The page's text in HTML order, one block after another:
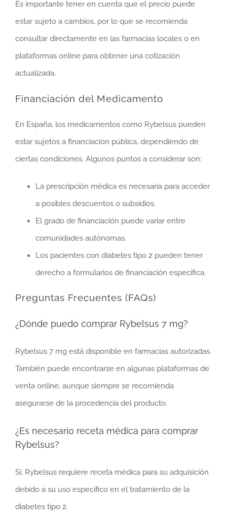
Es importante tener en cuenta que el precio puede
estar sujeto a cambios, por lo que se recomienda
consultar directamente en las farmacias locales o en
plataformas online para obtener una cotización
actualizada.
Financiación del Medicamento
En España, los medicamentos como Rybelsus pueden
estar sujetos a financiación pública, dependiendo de
ciertas condiciones. Algunos puntos a considerar son:
La prescripción médica es necesaria para acceder
a posibles descuentos o subsidios.
El grado de financiación puede variar entre
comunidades autónomas.
Los pacientes con diabetes tipo 2 pueden tener
derecho a formularios de financiación específica.
Preguntas Frecuentes (FAQs)
¿Dónde puedo comprar Rybelsus 7 mg?
Rybelsus 7 mg está disponible en farmacias autorizadas.
También puede encontrarse en algunas plataformas de
venta online, aunque siempre se recomienda
asegurarse de la procedencia del producto.
¿Es necesario receta médica para comprar
Rybelsus?
Sí, Rybelsus requiere receta médica para su adquisición
debido a su uso específico en el tratamiento de la
diabetes tipo 2.